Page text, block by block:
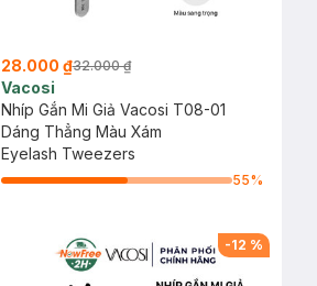
28.000 ₫32.000 ₫
Vacosi
Nhíp Gắn Mi Giả Vacosi T08-01
Dáng Thẳng Màu Xám
Eyelash Tweezers
55%
-12 %